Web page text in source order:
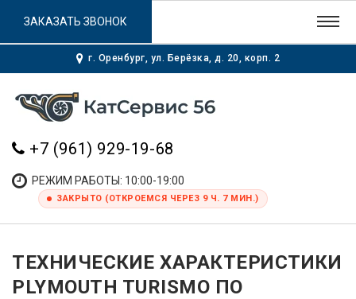
г. Оренбург, ул. Берёзка, д. 20, корп. 2
+7 (961) 929-19-68
РЕЖИМ РАБОТЫ: 10:00-19:00
ЗАКРЫТО (ОТКРОЕМСЯ ЧЕРЕЗ 9 Ч. 7 МИН.)
ЗАКАЗАТЬ ЗВОНОК
ТЕХНИЧЕСКИЕ ХАРАКТЕРИСТИКИ
PLYMOUTH TURISMO ПО